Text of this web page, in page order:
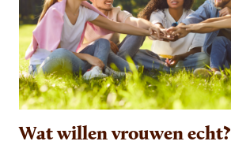
Wat willen vrouwen echt?